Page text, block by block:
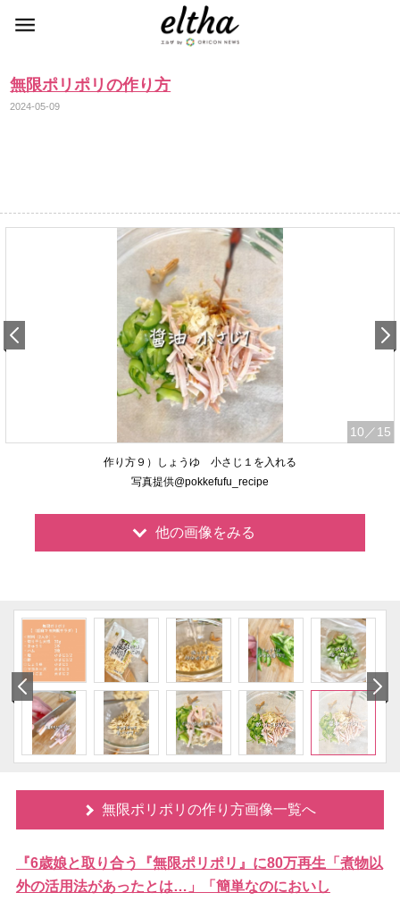
無限ポリポリの作り方
2024-05-09
10 ／15
作り方９）しょうゆ 小さじ１を入れる
写真提供@pokkefufu_recipe
他の画像をみる
無限ポリポリの作り方画像一覧へ
『6歳娘と取り合う『無限ポリポリ』に80万再生「煮物以
外の活用法があったとは…」「簡単なのにおいし